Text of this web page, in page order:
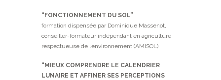
“FONCTIONNEMENT DU SOL”
formation dispensée par Dominique Massenot,
conseiller-formateur indépendant en agriculture
respectueuse de l’environnement (AMISOL)
“MIEUX COMPRENDRE LE CALENDRIER
LUNAIRE ET AFFINER SES PERCEPTIONS